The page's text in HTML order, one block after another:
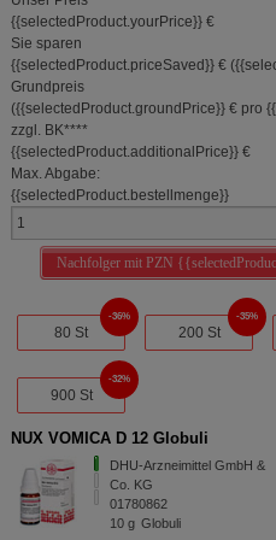
{{selectedProduct.yourPrice}} €
Sie sparen
{{selectedProduct.priceSaved}} € (
Grundpreis
({{selectedProduct.groundPrice}} €pro
zzgl. BK****
{{selectedProduct.additionalPrice}} €
Max. Abgabe:
{{selectedProduct.bestellmenge}}
Nachfolger mit PZN
80 St
36%
200 St
35%
900 St
32%
NUX VOMICA D 12 Globuli
DHU-Arzneimittel GmbH &
Co. KG
01780862
10 g Globuli